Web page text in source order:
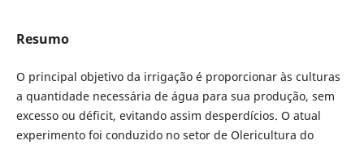
Resumo
O principal objetivo da irrigação é proporcionar às culturas
a quantidade necessária de água para sua produção, sem
excesso ou déficit, evitando assim desperdícios. O atual
experimento foi conduzido no setor de Olericultura do